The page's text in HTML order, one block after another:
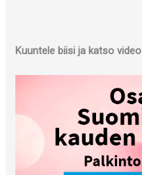
Kuuntele biisi ja katso video